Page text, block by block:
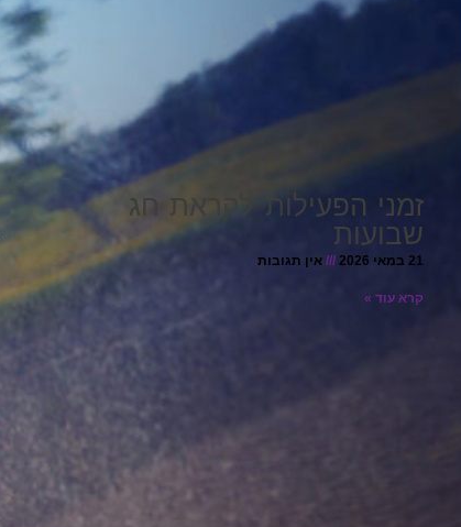
זמני הפעילות לקראת חג
שבועות
21 במאי 2026 אין תגובות
קרא עוד »